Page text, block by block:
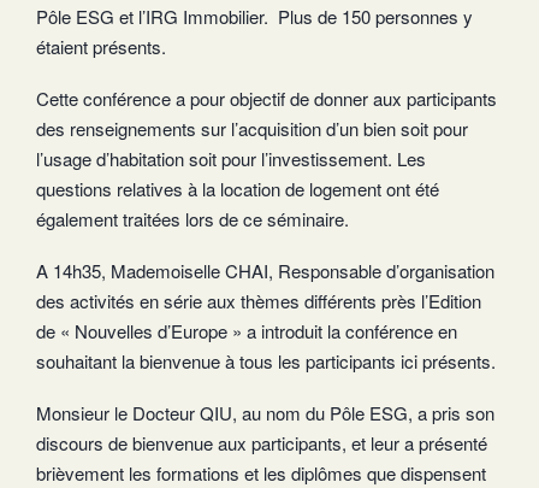
Pôle ESG et l’IRG Immobilier. Plus de 150 personnes y
étaient présents.
Cette conférence a pour objectif de donner aux participants
des renseignements sur l’acquisition d’un bien soit pour
l’usage d’habitation soit pour l’investissement. Les
questions relatives à la location de logement ont été
également traitées lors de ce séminaire.
A 14h35, Mademoiselle CHAI, Responsable d’organisation
des activités en série aux thèmes différents près l’Edition
de « Nouvelles d’Europe » a introduit la conférence en
souhaitant la bienvenue à tous les participants ici présents.
Monsieur le Docteur QIU, au nom du Pôle ESG, a pris son
discours de bienvenue aux participants, et leur a présenté
brièvement les formations et les diplômes que dispensent